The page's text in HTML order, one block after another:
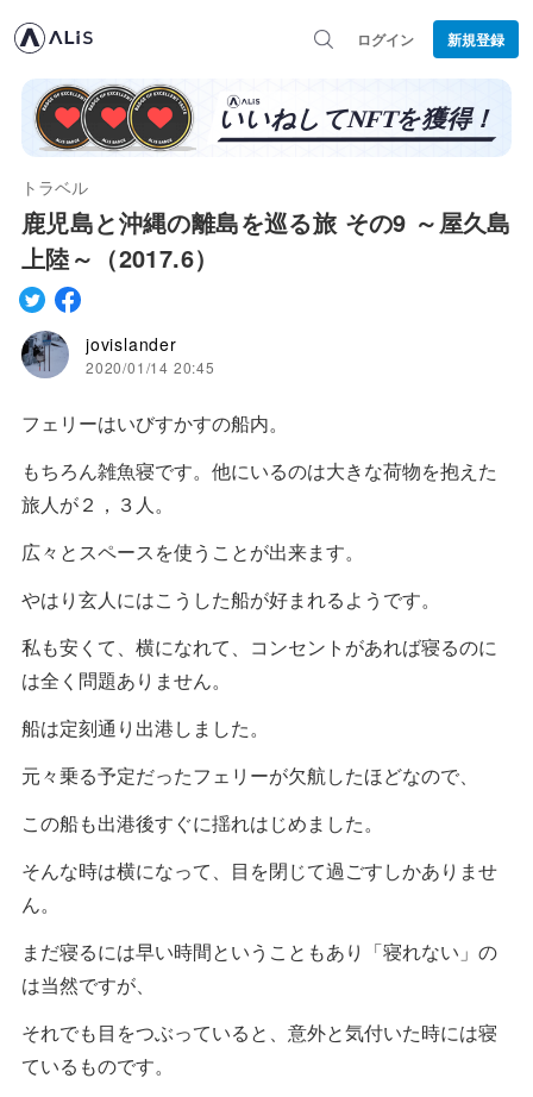
ログイン 新規登録
トラベル
鹿児島と沖縄の離島を巡る旅 その9 ～屋久島
上陸～（2017.6）
jovislander
2020/01/14 20:45
フェリーはいびすかすの船内。
もちろん雑魚寝です。他にいるのは大きな荷物を抱えた
旅人が２，３人。
広々とスペースを使うことが出来ます。
やはり玄人にはこうした船が好まれるようです。
私も安くて、横になれて、コンセントがあれば寝るのに
は全く問題ありません。
船は定刻通り出港しました。
元々乗る予定だったフェリーが欠航したほどなので、
この船も出港後すぐに揺れはじめました。
そんな時は横になって、目を閉じて過ごすしかありませ
ん。
まだ寝るには早い時間ということもあり「寝れない」の
は当然ですが、
それでも目をつぶっていると、意外と気付いた時には寝
ているものです。